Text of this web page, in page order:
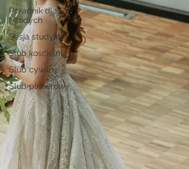
Poradnik dla Par
Młodych
Sesja studyjna
Ślub kościelny
Ślub cywilny
Ślub plenerowy